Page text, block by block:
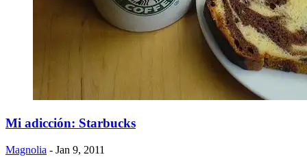
Mi adicción: Starbucks
Magnolia - Jan 9, 2011